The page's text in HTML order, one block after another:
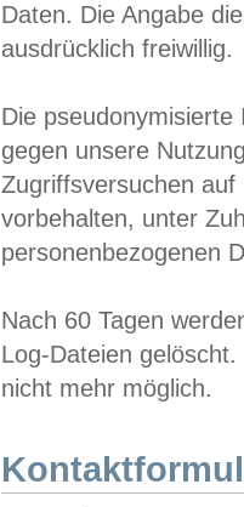
Daten. Die Angabe
ausdrücklich freiwillig.
Die
gegen unsere
Zugriffsversuchen
vorbehalten, unter
personenbezogenen
Nach 60 Tagen
Log-Dateien
nicht mehr möglich.